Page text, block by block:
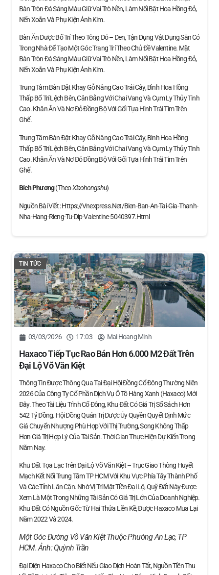
Bàn Tròn Đá Sáng Màu Giữ Vai Trò Nền, Làm Nổi Bật Hoa Hồng Đỏ,
Nến Xoắn Và Phụ Kiện Ánh Kim.
Bàn Ăn Được Bố Trí Theo Tông Đỏ – Đen, Tận Dụng Vật Dụng Sẵn Có
Trong Nhà Để Tạo Một Góc Trang Trí Theo Chủ Đề Valentine. Mặt
Bàn Tròn Đá Sáng Màu Giữ Vai Trò Nền, Làm Nổi Bật Hoa Hồng Đỏ,
Nến Xoắn Và Phụ Kiện Ánh Kim.
Trung Tâm Bàn Đặt Khay Gỗ Nâng Cao Trái Cây, Bình Hoa Hồng
Thấp Bố Trí Lệch Bên, Cân Bằng Với Chai Vang Và Cụm Ly Thủy Tinh
Cao. Khăn Ăn Và Nơ Đỏ Đồng Bộ Với Gối Tựa Hình Trái Tim Trên
Ghế.
Trung Tâm Bàn Đặt Khay Gỗ Nâng Cao Trái Cây, Bình Hoa Hồng
Thấp Bố Trí Lệch Bên, Cân Bằng Với Chai Vang Và Cụm Ly Thủy Tinh
Cao. Khăn Ăn Và Nơ Đỏ Đồng Bộ Với Gối Tựa Hình Trái Tim Trên
Ghế.
Bích Phương(theoXiaohongshu)
Nguồn Bài Viết : Https://vnexpress.net/bien-Ban-An-Tai-Gia-Thanh-
Nha-Hang-Rieng-Tu-Dip-Valentine-5040397.html
TIN TỨC
03/03/2026 17:03 Mai Hoang Minh
Haxaco Tiếp Tục Rao Bán Hơn 6.000 M2 Đất Trên
Đại Lộ Võ Văn Kiệt
Thông Tin Được Thông Qua Tại Đại Hội Đồng Cổ Đông Thường Niên
2026 Của Công Ty Cổ Phần Dịch Vụ Ô Tô Hàng Xanh (Haxaco) Mới
Đây. Theo Tài Liệu Trình Cổ Đông, Khu Đất Có Giá Trị Sổ Sách Hơn
542 Tỷ Đồng. Hội Đồng Quản Trị Được Ủy Quyền Quyết Định Mức
Giá Chuyển Nhượng Phù Hợp Với Thị Trường, Song Không Thấp
Hơn Giá Trị Hợp Lý Của Tài Sản. Thời Gian Thực Hiện Dự Kiến Trong
Năm Nay.
Khu Đất Tọa Lạc Trên Đại Lộ Võ Văn Kiệt – Trục Giao Thông Huyết
Mạch Kết Nối Trung Tâm TP HCM Với Khu Vực Phía Tây Thành Phố
Và Các Tỉnh Lân Cận. Nhờ Vị Trí Mặt Tiền Đại Lộ, Quỹ Đất Này Được
Xem Là Một Trong Những Tài Sản Có Giá Trị Lớn Của Doanh Nghiệp.
Khu Đất Có Nguồn Gốc Từ Hai Thửa Liền Kề, Được Haxaco Mua Lại
Năm 2022 Và 2024.
Một Góc Đường Võ Văn Kiệt Thuộc Phường An Lạc, TP
HCM. Ảnh:Quỳnh Trần
Đại Diện Haxaco Cho Biết Nếu Giao Dịch Hoàn Tất, Nguồn Tiền Thu